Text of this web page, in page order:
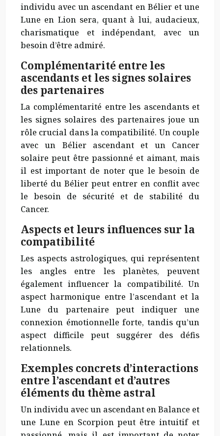
individu avec un ascendant en Bélier et une
Lune en Lion sera, quant à lui, audacieux,
charismatique et indépendant, avec un
besoin d’être admiré.
Complémentarité entre les
ascendants et les signes solaires
des partenaires
La complémentarité entre les ascendants et
les signes solaires des partenaires joue un
rôle crucial dans la compatibilité. Un couple
avec un Bélier ascendant et un Cancer
solaire peut être passionné et aimant, mais
il est important de noter que le besoin de
liberté du Bélier peut entrer en conflit avec
le besoin de sécurité et de stabilité du
Cancer.
Aspects et leurs influences sur la
compatibilité
Les aspects astrologiques, qui représentent
les angles entre les planètes, peuvent
également influencer la compatibilité. Un
aspect harmonique entre l’ascendant et la
Lune du partenaire peut indiquer une
connexion émotionnelle forte, tandis qu’un
aspect difficile peut suggérer des défis
relationnels.
Exemples concrets d’interactions
entre l’ascendant et d’autres
éléments du thème astral
Un individu avec un ascendant en Balance et
une Lune en Scorpion peut être intuitif et